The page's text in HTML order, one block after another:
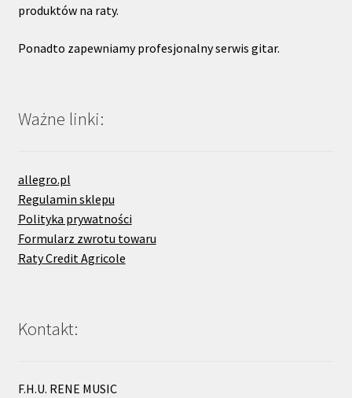
produktów na raty.
Ponadto zapewniamy profesjonalny serwis gitar.
Ważne linki:
allegro.pl
Regulamin sklepu
Polityka prywatności
Formularz zwrotu towaru
Raty Credit Agricole
Kontakt:
F.H.U. RENE MUSIC